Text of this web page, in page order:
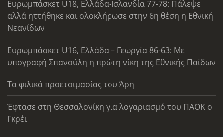
Ευρωμπάσκετ U18, Ελλάδα-Ισλανδία 77-78: Πάλεψε
αλλά ηττήθηκε και ολοκλήρωσε στην 6η θέση η Εθνική
Νεανίδων
Ευρωμπάσκετ U16, Ελλάδα – Γεωργία 86-63: Με
υπογραφή Σπανούλη η πρώτη νίκη της Εθνικής Παίδων
Τα φιλικά προετοιμασίας του Άρη
Έφτασε στη Θεσσαλονίκη για λογαριασμό του ΠΑΟΚ ο
Γκρέι